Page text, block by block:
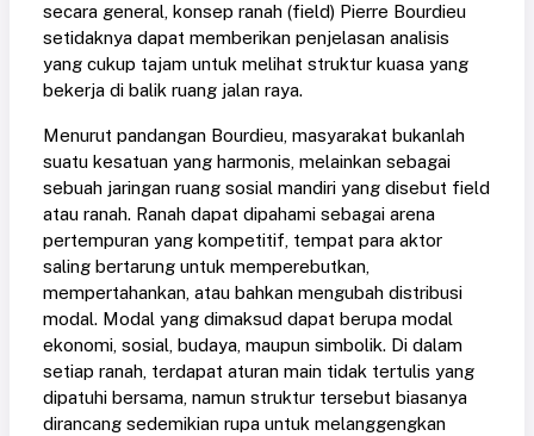
secara general, konsep ranah (field) Pierre Bourdieu
setidaknya dapat memberikan penjelasan analisis
yang cukup tajam untuk melihat struktur kuasa yang
bekerja di balik ruang jalan raya.
Menurut pandangan Bourdieu, masyarakat bukanlah
suatu kesatuan yang harmonis, melainkan sebagai
sebuah jaringan ruang sosial mandiri yang disebut field
atau ranah. Ranah dapat dipahami sebagai arena
pertempuran yang kompetitif, tempat para aktor
saling bertarung untuk memperebutkan,
mempertahankan, atau bahkan mengubah distribusi
modal. Modal yang dimaksud dapat berupa modal
ekonomi, sosial, budaya, maupun simbolik. Di dalam
setiap ranah, terdapat aturan main tidak tertulis yang
dipatuhi bersama, namun struktur tersebut biasanya
dirancang sedemikian rupa untuk melanggengkan